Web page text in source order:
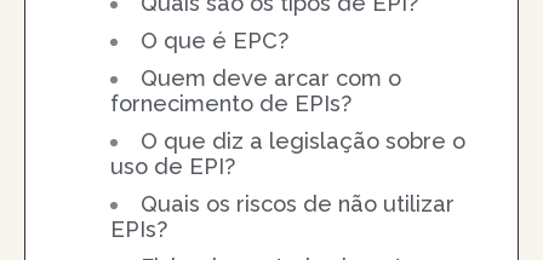
O que é EPC?
Quem deve arcar com o
fornecimento de EPIs?
O que diz a legislação sobre o
uso de EPI?
Quais os riscos de não utilizar
EPIs?